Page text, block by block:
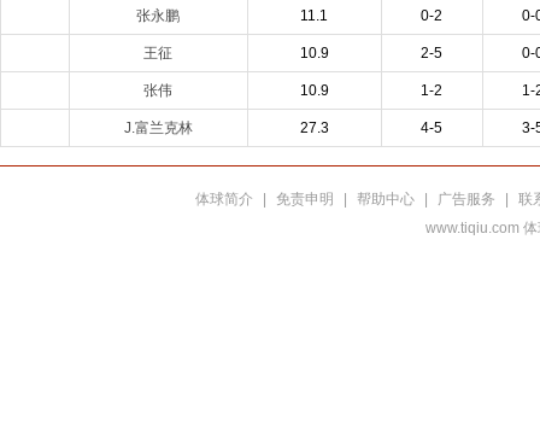
张永鹏 11.1 0-2 0-
王征 10.9 2-5 0-
张伟 10.9 1-2 1-
J.富兰克林 27.3 4-5 3-
体球简介 免责申明 帮助中心 广告服务
联
www.tiqiu.com